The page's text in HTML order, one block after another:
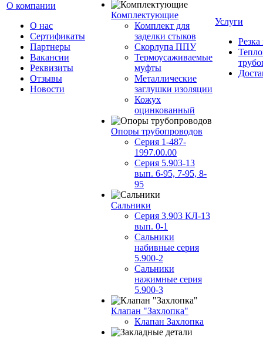
О компании
О нас
Сертификаты
Партнеры
Вакансии
Реквизиты
Отзывы
Новости
Комплектующие
Комплект для
заделки стыков
Скорлупа ППУ
Термоусаживаемые
муфты
Металлические
заглушки изоляции
Кожух
оцинкованный
Опоры трубопроводов
Серия 1-487-
1997.00.00
Серия 5.903-13
вып. 6-95, 7-95, 8-
95
Сальники
Серия 3.903 КЛ-13
вып. 0-1
Сальники
набивные серия
5.900-2
Сальники
нажимные серия
5.900-3
Клапан "Захлопка"
Клапан Захлопка
Услуги
Резка